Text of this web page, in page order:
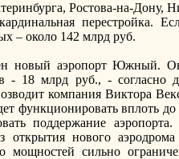
Ростова-на-
перестройка.
– около 142 млрд руб.
новый аэропорт Южный.
- 18 млрд руб., - согласно
компания Виктора
функционировать вплоть
поддержание
нового
сильно